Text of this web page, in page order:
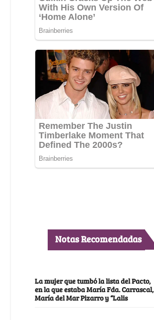
Notas Recomendadas
La mujer que tumbó la lista del Pacto,
en la que estaba María Fda. Carrascal,
María del Mar Pizarro y “Lalis